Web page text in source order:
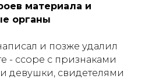
материала и
органы
и позже удалил
- ссоре с признаками
девушки, свидетелями